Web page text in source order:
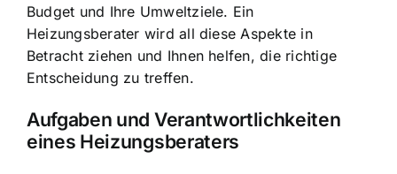
Budget und Ihre Umweltziele. Ein
Heizungsberater wird all diese Aspekte in
Betracht ziehen und Ihnen helfen, die richtige
Entscheidung zu treffen.
Aufgaben und Verantwortlichkeiten
eines Heizungsberaters